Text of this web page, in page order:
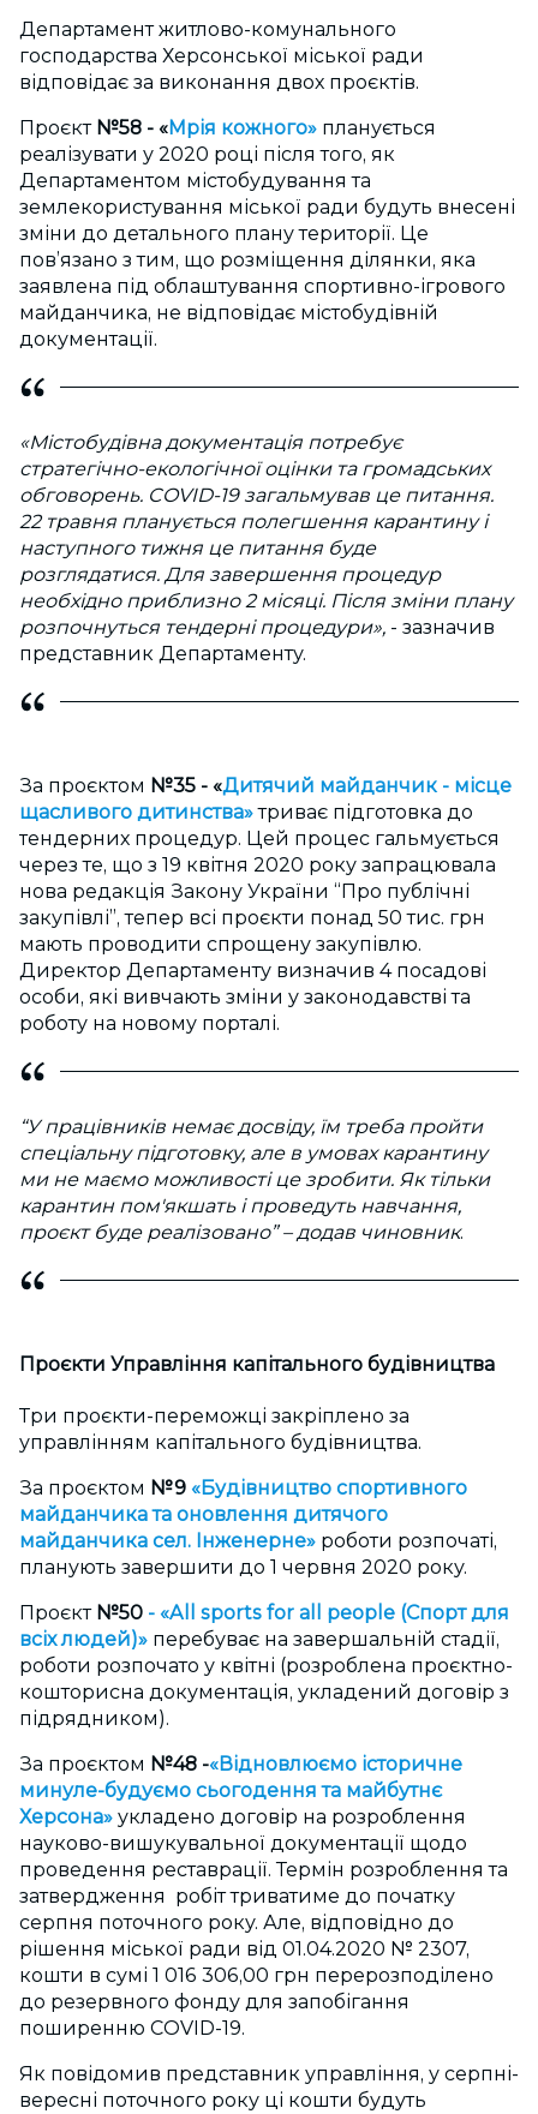
Департамент житлово-комунального
господарства Херсонської міської ради
відповідає за виконання двох проєктів.
Проєкт №58 - «Мрія кожного» планується
реалізувати у 2020 році після того, як
Департаментом містобудування та
землекористування міської ради будуть внесені
зміни до детального плану території. Це
пов’язано з тим, що розміщення ділянки, яка
заявлена під облаштування спортивно-ігрового
майданчика, не відповідає містобудівній
документації.
«Містобудівна документація потребує
стратегічно-екологічної оцінки та громадських
обговорень. COVID-19 загальмував це питання.
22 травня планується полегшення карантину і
наступного тижня це питання буде
розглядатися. Для завершення процедур
необхідно приблизно 2 місяці. Після зміни плану
розпочнуться тендерні процедури», - зазначив
представник Департаменту.
За проєктом №35 - «Дитячий майданчик - місце
щасливого дитинства»триває підготовка до
тендерних процедур. Цей процес гальмується
через те, що з 19 квітня 2020 року запрацювала
нова редакція Закону України “Про публічні
закупівлі”, тепер всі проєкти понад 50 тис. грн
мають проводити спрощену закупівлю.
Директор Департаменту визначив 4 посадові
особи, які вивчають зміни у законодавстві та
роботу на новому порталі.
“У працівників немає досвіду, їм треба пройти
спеціальну підготовку, але в умовах карантину
ми не маємо можливості це зробити. Як тільки
карантин пом'якшать і проведуть навчання,
проєкт буде реалізовано” – додав чиновник.
Проєкти Управління капітального будівництва
Три проєкти-переможці закріплено за
управлінням капітального будівництва.
За проєктом №9 «Будівництво спортивного
майданчика та оновлення дитячого
майданчика сел. Інженерне» роботи розпочаті,
планують завершити до 1 червня 2020 року.
Проєкт№50 - «All sports for all people (Спорт для
всіх людей)» перебуває на завершальній стадії,
роботи розпочато у квітні (розроблена проєктно-
кошторисна документація, укладений договір з
підрядником).
За проєктом №48 -«Відновлюємо історичне
минуле-будуємо сьогодення та майбутнє
Херсона» укладено договір на розроблення
науково-вишукувальної документації щодо
проведення реставрації. Термін розроблення та
затвердження робіт триватиме до початку
серпня поточного року. Але, відповідно до
рішення міської ради від 01.04.2020 № 2307,
кошти в сумі 1 016 306,00 грн перерозподілено
до резервного фонду для запобігання
поширенню COVID-19.
Як повідомив представник управління, у серпні-
вересні поточного року ці кошти будуть